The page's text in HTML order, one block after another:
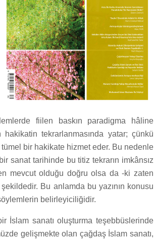
fiilen baskın paradigma hâline
tekrarlanmasında yatar; çünkü
bir hakikate hizmet eder. Bu nedenle
sanat tarihinde bu titiz tekrarın imkânsız
mevcut olduğu doğru olsa da -ki zaten
Bu anlamda bu yazının konusu
belirleyiciliğidir.
İslam sanatı oluşturma teşebbüslerinde
gelişmekte olan çağdaş İslam sanatı,